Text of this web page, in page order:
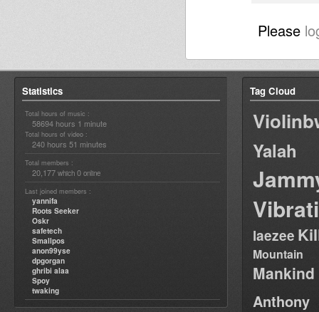
Please
Statistics
Total hours of music :
58694 hours 1 minute
Total hours of video :
240 hours 51 minutes
Total members :
20,177 which 0 online
Last joined members :
yannifa
Roots Seeker
Oskr
safetech
Smallpos
anon99yse
dpgorgan
ghribi alaa
Spoy
twaking
Tag Cloud
Yalah
laezee
Mountain
Anthony